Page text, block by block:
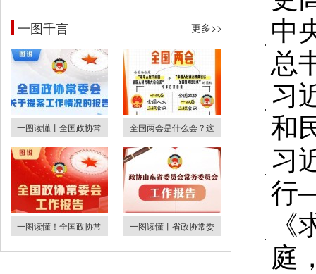
一图千言 更多>>
一图读懂丨全国政协常 全国两会是什么会？这
一图读懂！全国政协常 一图读懂丨省政协常委
中
总
习
和
习
行
庭